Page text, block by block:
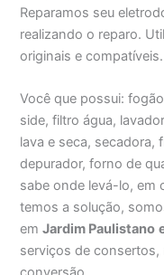
Reparamos seu
realizando o reparo.
originais e compatíveis.
Você que possui:
side, filtro água,
lava e seca, secadora,
depurador, forno de
sabe onde levá-lo, em
temos a solução,
emJardim Paulistano
serviços de consertos,